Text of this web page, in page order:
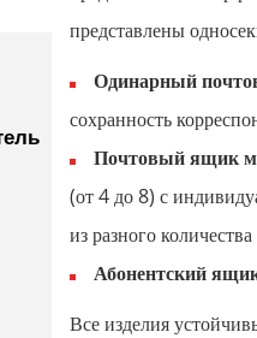
представлены
Одинарный
сохранность
Почтовый ящик
(от 4 до 8) с
из разного
Абонентский
Все изделия